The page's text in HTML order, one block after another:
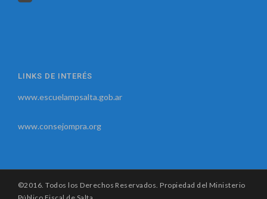
LINKS DE INTERÉS
www.escuelampsalta.gob.ar
www.consejompra.org
©2016. Todos los Derechos Reservados. Propiedad del Ministerio
Público Fiscal de Salta.